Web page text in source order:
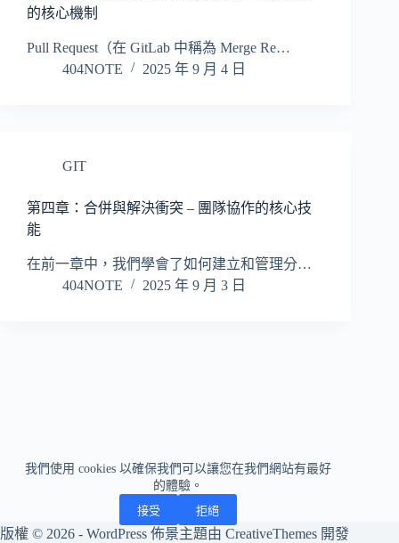
我們使用 cookies 以確保我們可以讓您在我們網站有最好
的體驗。
接受 拒絕
的核心機制
Pull Request（在 GitLab 中稱為 Merge Re…
404NOTE
2025 年 9 月 4 日
GIT
第四章：合併與解決衝突 – 團隊協作的核心技
能
在前一章中，我們學會了如何建立和管理分…
404NOTE
2025 年 9 月 3 日
版權 © 2026 - WordPress 佈景主題由 CreativeThemes 開發